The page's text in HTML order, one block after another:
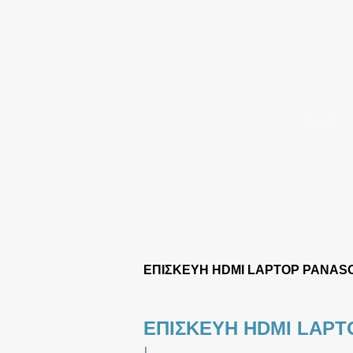
ΕΠΙΣΚΕΥΗ HDMI LAPTOP
ΕΠΙΣΚΕΥΗ HDMI